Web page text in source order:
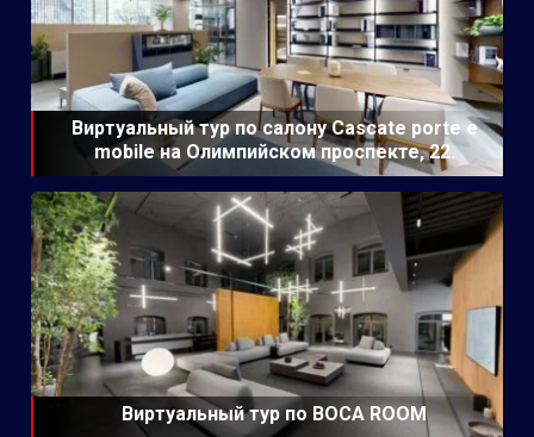
Виртуальный тур по салону Cascate porte e
mobile на Олимпийском проспекте, 22.
Виртуальный тур по BOCA ROOM